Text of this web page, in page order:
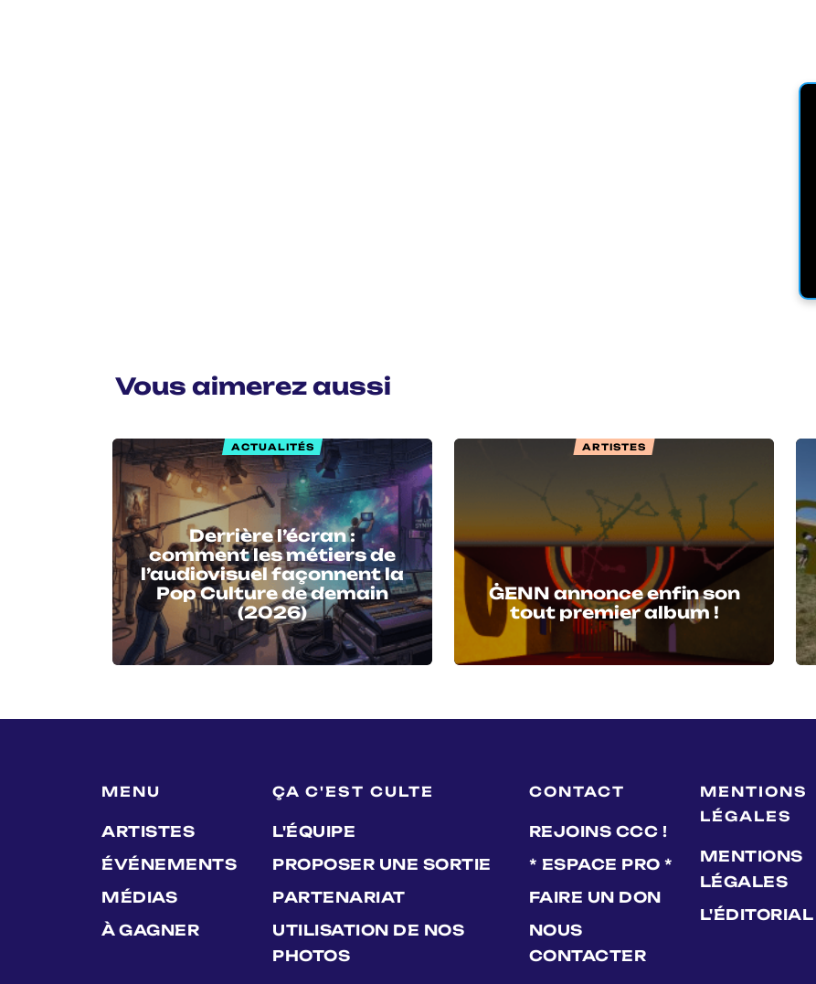
Vous aimerez aussi
ACTUALITÉS
Derrière l’écran :
comment les métiers de
l’audiovisuel façonnent la
Pop Culture de demain
(2026)
ARTISTES
ĠENN annonce enfin son
tout premier album !
MENU
ARTISTES
ÉVÉNEMENTS
MÉDIAS
À GAGNER
ÇA C'EST CULTE
L'ÉQUIPE
PROPOSER UNE SORTIE
PARTENARIAT
UTILISATION DE NOS
PHOTOS
CONTACT
REJOINS CCC !
* ESPACE PRO *
FAIRE UN DON
NOUS
CONTACTER
MENTIONS
LÉGALES
MENTIONS
LÉGALES
L'ÉDITORIAL